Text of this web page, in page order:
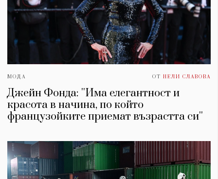
МОДА ОТ НЕЛИ СЛАВОВА
Джейн Фонда: ''Има елегантност и
красота в начина, по който
французойките приемат възрастта си''